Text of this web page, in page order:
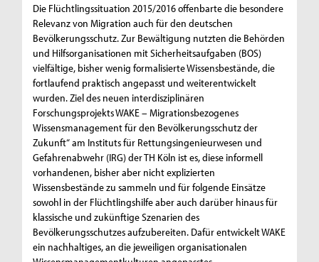
Die Flüchtlingssituation 2015/2016 offenbarte die besondere
Relevanz von Migration auch für den deutschen
Bevölkerungsschutz. Zur Bewältigung nutzten die Behörden
und Hilfsorganisationen mit Sicherheitsaufgaben (BOS)
vielfältige, bisher wenig formalisierte Wissensbestände, die
fortlaufend praktisch angepasst und weiterentwickelt
wurden. Ziel des neuen interdisziplinären
Forschungsprojekts WAKE – Migrationsbezogenes
Wissensmanagement für den Bevölkerungsschutz der
Zukunft“ am Instituts für Rettungsingenieurwesen und
Gefahrenabwehr (IRG) der TH Köln ist es, diese informell
vorhandenen, bisher aber nicht explizierten
Wissensbestände zu sammeln und für folgende Einsätze
sowohl in der Flüchtlingshilfe aber auch darüber hinaus für
klassische und zukünftige Szenarien des
Bevölkerungsschutzes aufzubereiten. Dafür entwickelt WAKE
ein nachhaltiges, an die jeweiligen organisationalen